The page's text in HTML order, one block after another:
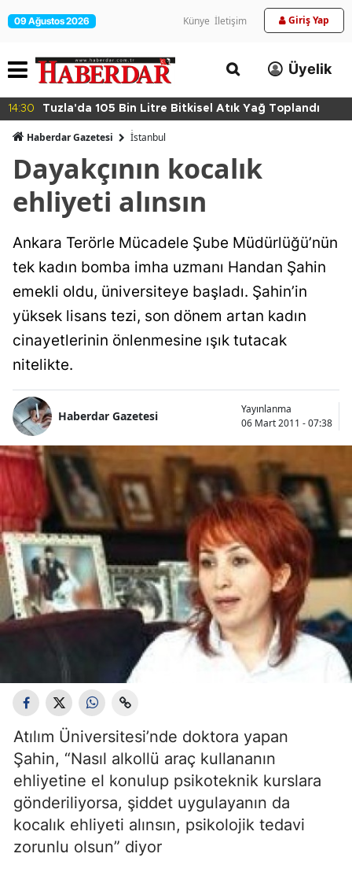
09 Ağustos 2026 Künye İletişim Giriş Yap
Üyelik
14:30 Tuzla'da 105 Bin Litre Bitkisel Atık Yağ Toplandı
Haberdar Gazetesi İ̇stanbul
Dayakçının kocalık
ehliyeti alınsın
Ankara Terörle Mücadele Şube Müdürlüğü’nün
tek kadın bomba imha uzmanı Handan Şahin
emekli oldu, üniversiteye başladı. Şahin’in
yüksek lisans tezi, son dönem artan kadın
cinayetlerinin önlenmesine ışık tutacak
nitelikte.
Haberdar Gazetesi
Yayınlanma
06 Mart 2011 - 07:38
Atılım Üniversitesi’nde doktora yapan
Şahin, “Nasıl alkollü araç kullananın
ehliyetine el konulup psikoteknik kurslara
gönderiliyorsa, şiddet uygulayanın da
kocalık ehliyeti alınsın, psikolojik tedavi
zorunlu olsun” diyor